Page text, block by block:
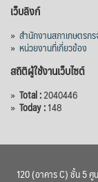
เว็บลิงก์
» สำนักงานสภาเกษตรก
» หน่วยงานที่เกี่ยวข้อง
สถิติผู้ใช้งานเว็บไซต์
» Total :2040446
» Today :148
120 (อาคาร C) ชั้น 5